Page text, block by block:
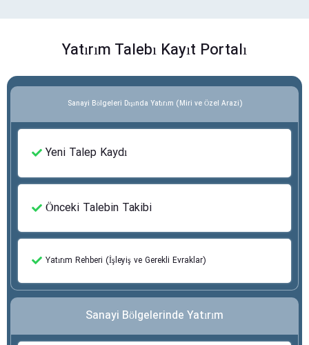
Yatırım Talebı Kayıt Portalı
Sanayi Bölgeleri Dışında Yatırım (Miri ve Özel Arazi)
Yeni Talep Kaydı
Önceki Talebin Takibi
Yatırım Rehberi (İşleyiş ve Gerekli Evraklar)
Sanayi Bölgelerinde Yatırım